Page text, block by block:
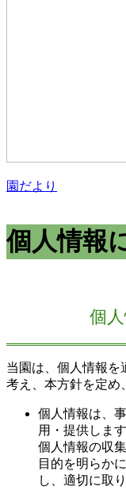
園だより
個人情報
個
当園は、個人情報を
考え、本方針を定め
個人情報は、
用・提供します
個人情報の収
目的を明らか
し、適切に取